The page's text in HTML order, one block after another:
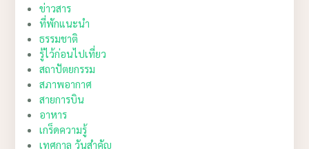
ข่าวสาร
ที่พักแนะนำ
ธรรมชาติ
รู้ไว้ก่อนไปเที่ยว
สถาปัตยกรรม
สภาพอากาศ
สายการบิน
อาหาร
เกร็ดความรู้
เทศกาล วันสำคัญ